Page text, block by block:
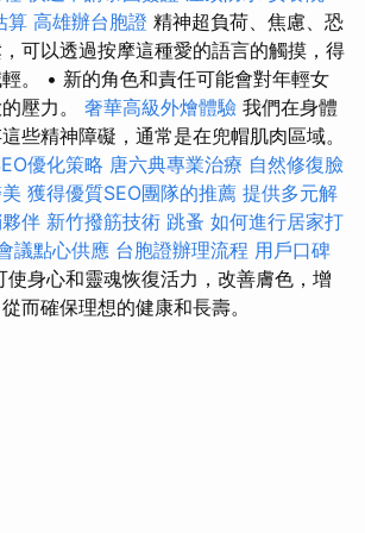
算 高雄辦台胞證 精神超負荷、焦慮、恐
可以透過按摩這種愛的語言的觸摸，得
。 • 新的角色和責任可能會對年輕女
壓力。 奢華高級外燴體驗 我們在身體
些精神障礙，通常是在兜帽肌肉區域。
優化策略 唐六典專業治療 自然修復臉
獲得優質SEO團隊的推薦 提供多元解
伴 新竹撥筋技術 跳蚤 如何進行居家打
議點心供應 台胞證辦理流程 用戶口碑
使身心和靈魂恢復活力，改善膚色，增
而確保理想的健康和長壽。